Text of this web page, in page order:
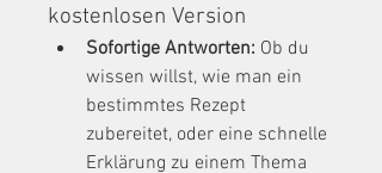
kostenlosen Version
Sofortige Antworten: Ob du
wissen willst, wie man ein
bestimmtes Rezept
zubereitet, oder eine schnelle
Erklärung zu einem Thema